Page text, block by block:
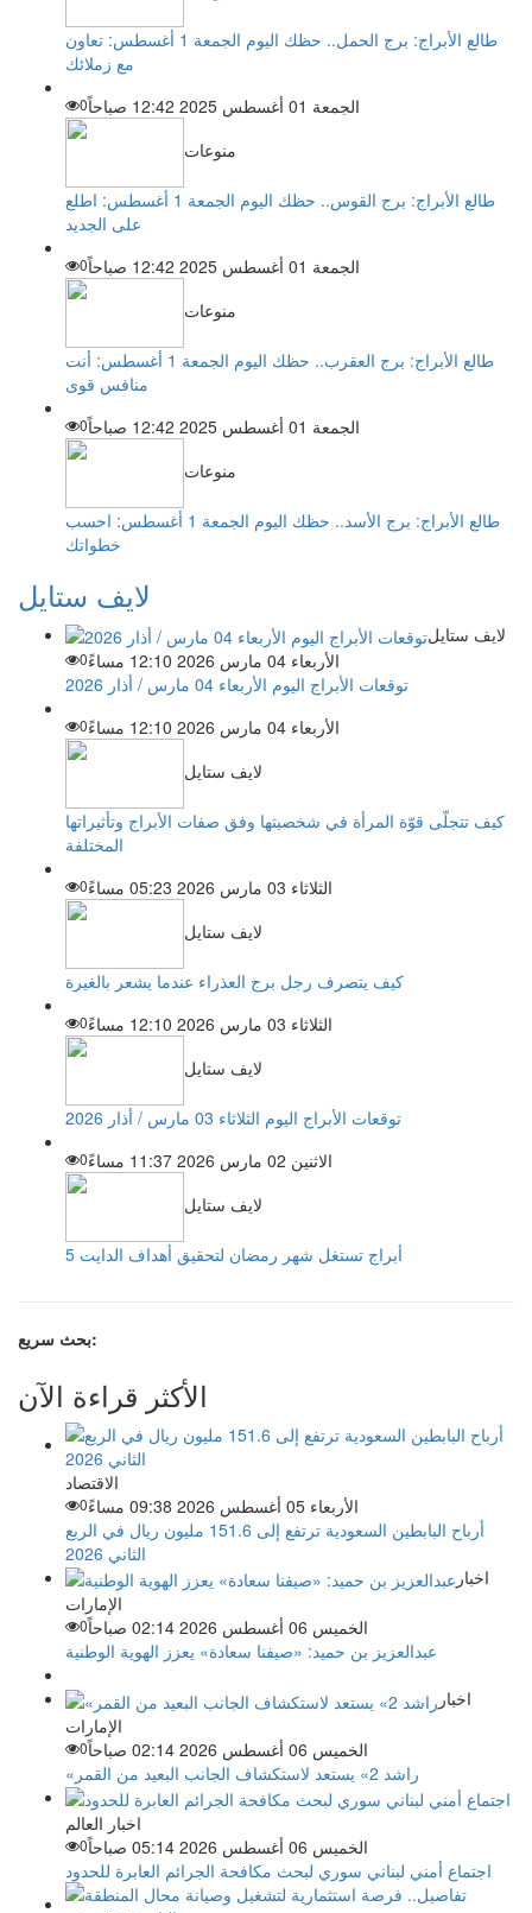
طالع الأبراج: برج الحمل.. حظك اليوم الجمعة 1 أغسطس: تعاون
مع زملائك
الجمعة 01 أغسطس 2025 12:42 صباحاً
0
منوعات
طالع الأبراج: برج القوس.. حظك اليوم الجمعة 1 أغسطس: اطلع
على الجديد
الجمعة 01 أغسطس 2025 12:42 صباحاً
0
منوعات
طالع الأبراج: برج العقرب.. حظك اليوم الجمعة 1 أغسطس: أنت
منافس قوى
الجمعة 01 أغسطس 2025 12:42 صباحاً
0
منوعات
طالع الأبراج: برج الأسد.. حظك اليوم الجمعة 1 أغسطس: احسب
خطواتك
لايف ستايل
لايف ستايل
الأربعاء 04 مارس 2026 12:10 مساءً
0
توقعات الأبراج اليوم الأربعاء 04 مارس / أذار 2026
الأربعاء 04 مارس 2026 12:10 مساءً
0
لايف ستايل
كيف تتجلّى قوّة المرأة في شخصيتها وفق صفات الأبراج وتأثيراتها
المختلفة
الثلاثاء 03 مارس 2026 05:23 مساءً
0
لايف ستايل
كيف يتصرف رجل برج العذراء عندما يشعر بالغيرة
الثلاثاء 03 مارس 2026 12:10 مساءً
0
لايف ستايل
توقعات الأبراج اليوم الثلاثاء 03 مارس / أذار 2026
الاثنين 02 مارس 2026 11:37 مساءً
0
لايف ستايل
5 أبراج تستغل شهر رمضان لتحقيق أهداف الدايت
بحث سريع:
الأكثر قراءة الآن
الاقتصاد
الأربعاء 05 أغسطس 2026 09:38 مساءً
0
أرباح البابطين السعودية ترتفع إلى 151.6 مليون ريال في الربع
الثاني 2026
اخبار
الإمارات
الخميس 06 أغسطس 2026 02:14 صباحاً
0
عبدالعزيز بن حميد: «صيفنا سعادة» يعزز الهوية الوطنية
اخبار
الإمارات
الخميس 06 أغسطس 2026 02:14 صباحاً
0
«راشد 2» يستعد لاستكشاف الجانب البعيد من القمر
اخبار العالم
الخميس 06 أغسطس 2026 05:14 صباحاً
0
اجتماع أمني لبناني سوري لبحث مكافحة الجرائم العابرة للحدود